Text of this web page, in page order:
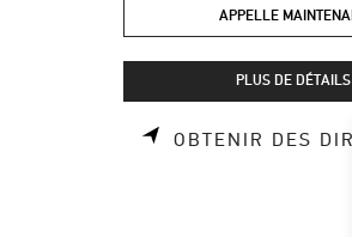
APPELLE
PLUS DE DÉTAILS
OBTENIR DES